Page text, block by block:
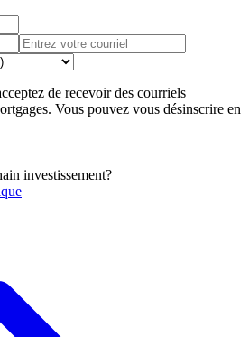
de recevoir des courriels
Vous pouvez vous désinscrire en
investissement?